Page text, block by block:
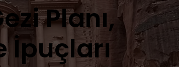
Planı,
İpuçları